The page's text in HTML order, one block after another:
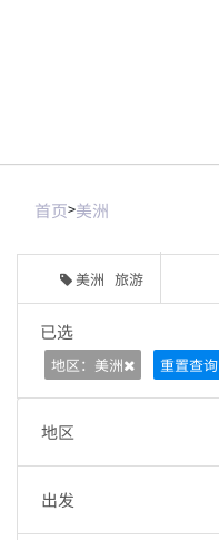
首页>美洲
美洲 旅游
已选
地区：美洲 重置查询
地区
出发